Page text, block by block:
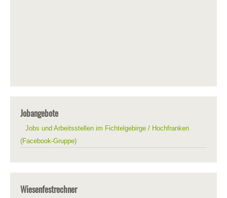
Jobangebote
Jobs und Arbeitsstellen im Fichtelgebirge / Hochfranken
(Facebook-Gruppe)
Wiesenfestrechner